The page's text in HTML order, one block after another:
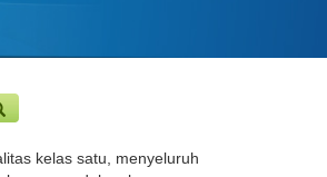
kelas satu, menyeluruh